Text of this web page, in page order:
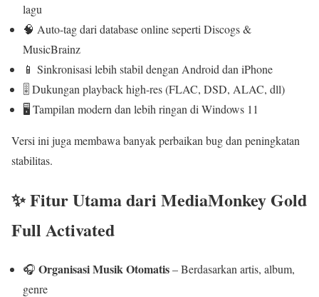
lagu
🧠 Auto-tag dari database online seperti Discogs &
MusicBrainz
📱 Sinkronisasi lebih stabil dengan Android dan iPhone
🎚️ Dukungan playback high-res (FLAC, DSD, ALAC, dll)
🖥️ Tampilan modern dan lebih ringan di Windows 11
Versi ini juga membawa banyak perbaikan bug dan peningkatan
stabilitas.
✨ Fitur Utama dari MediaMonkey Gold
Full Activated
🎧 Organisasi Musik Otomatis– Berdasarkan artis, album,
genre